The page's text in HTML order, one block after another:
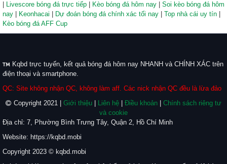
Livescore bóng đá trực tiếp Kèo bóng đá hôm nay
Soi kèo bóng đá hôm
nay
Keonhacai Dự đoán bóng đá chính xác tối nay Top nhà cái uy tín
Kèo bóng đá AFF Cup
Kqbd trực tuyến, kết quả bóng đá hôm nay NHANH và CHÍNH XÁC trên
điện thoại và smartphone.
QC: Site không nhận QC, không làm aff. Các nick nhận QC đều là lừa đảo
Copyright 2021 | Giới thiệu Liên hệ Điều khoản
Chính sách riêng tư
và cookie
Địa chỉ: 7, Phường Bình Trưng Tây, Quận 2, Hồ Chí Minh
Website: https://kqbd.mobi
Copyright 2023 © kqbd.mobi